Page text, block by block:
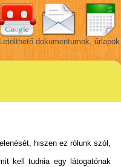
Letölthető dokumentumok, űrlapok
hiszen ez rólunk szól,
kell tudnia egy látogatónak